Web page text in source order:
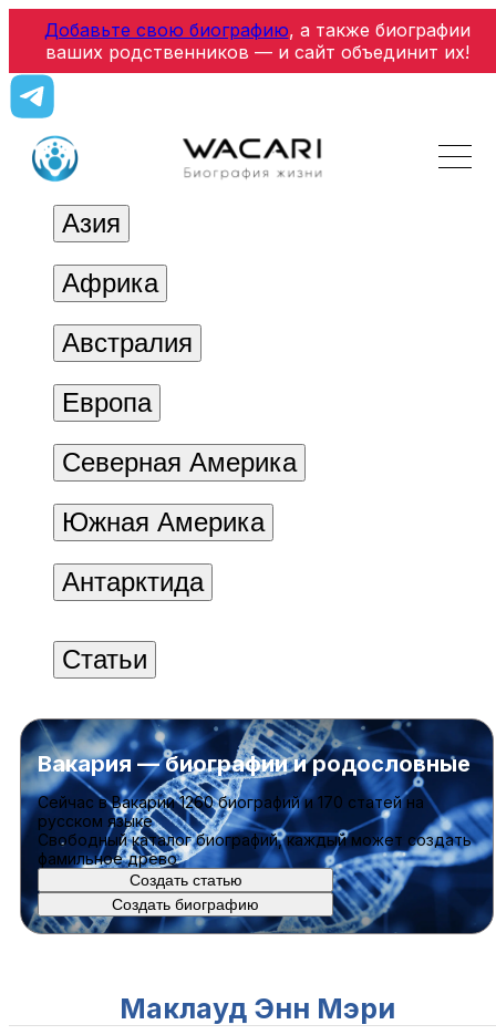
Добавьте свою биографию, а также биографии
ваших родственников — и сайт объединит их!
Азия
Африка
Австралия
Европа
Северная Америка
Южная Америка
Антарктида
Статьи
Вакария — биографии и родословные
Cейчас в Вакарии1260 биографийи170 статейна
русском языке
Свободный каталог биографий, каждый может создать
фамильное древо
Создать статью
Создать биографию
Маклауд Энн Мэри